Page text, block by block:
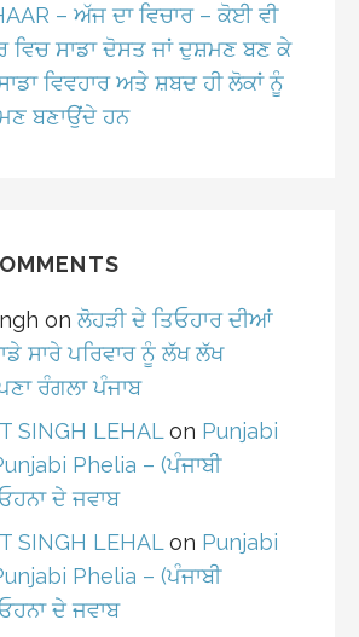
– ਅੱਜ ਦਾ ਵਿਚਾਰ – ਕੋਈ ਵੀ
ਵਿਚ ਸਾਡਾ ਦੋਸਤ ਜਾਂ ਦੁਸ਼ਮਣ ਬਣ ਕੇ
ਵਿਵਹਾਰ ਅਤੇ ਸ਼ਬਦ ਹੀ ਲੋਕਾਂ ਨੂੰ
ਬਣਾਉਂਦੇ ਹਨ
on ਲੋਹੜੀ ਦੇ ਤਿਓਹਾਰ ਦੀਆਂ
ਸਾਰੇ ਪਰਿਵਾਰ ਨੂੰ ਲੱਖ ਲੱਖ
ਰੰਗਲਾ ਪੰਜਾਬ
SINGH LEHAL on Punjabi
Phelia – (ਪੰਜਾਬੀ
ਦੇ ਜਵਾਬ
SINGH LEHAL on Punjabi
Phelia – (ਪੰਜਾਬੀ
ਦੇ ਜਵਾਬ